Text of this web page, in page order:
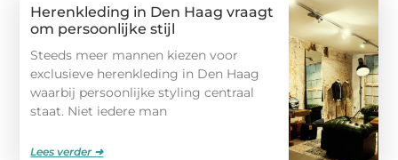
Herenkleding in Den Haag vraagt
om persoonlijke stijl
Steeds meer mannen kiezen voor
exclusieve herenkleding in Den Haag
waarbij persoonlijke styling centraal
staat. Niet iedere man
Lees verder ➜